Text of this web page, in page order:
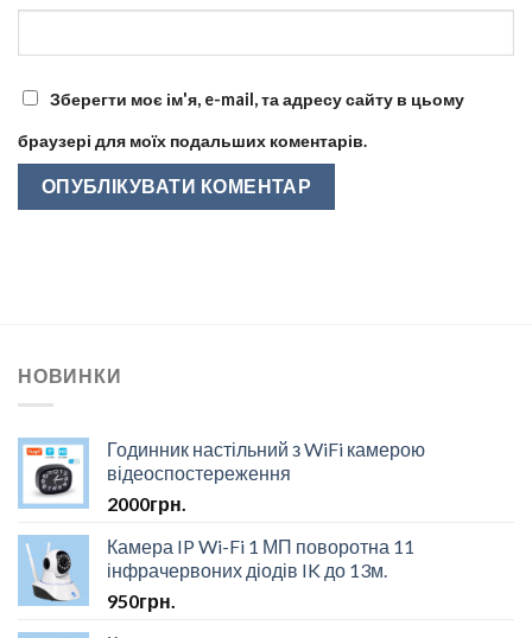
Зберегти моє ім'я, e-mail, та адресу сайту в цьому
браузері для моїх подальших коментарів.
НОВИНКИ
Годинник настільний з WiFi камерою
відеоспостереження
2000грн.
Камера IP Wi-Fi 1 МП поворотна 11
інфрачервоних діодів IK до 13м.
950грн.